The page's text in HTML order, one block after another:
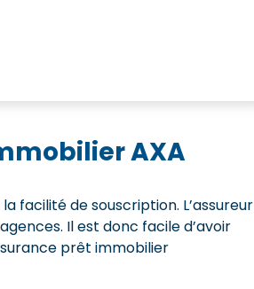
AXA
facilité de souscription. L’assureur
Il est donc facile d’avoir
prêt immobilier